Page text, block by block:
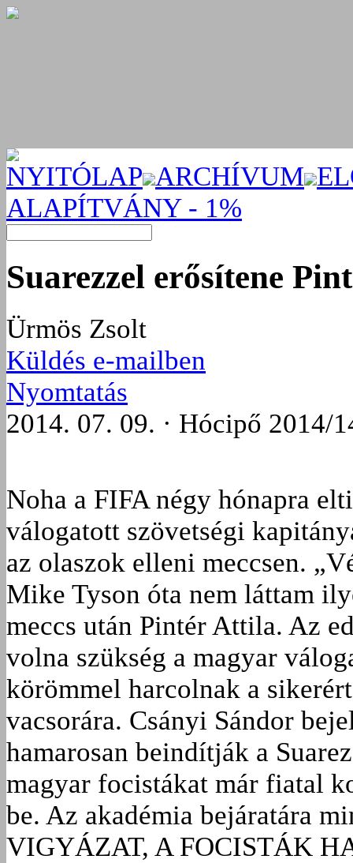
NYITÓLAP ARCHÍVUM
ALAPÍTVÁNY - 1%
Suarezzel erősítene
Ürmös Zsolt
Küldés e-mailben
Nyomtatás
2014. 07. 09. · Hócipő 2014/
Noha a FIFA négy hónapra
válogatott szövetségi
az olaszok elleni meccsen.
Mike Tyson óta nem láttam
meccs után Pintér Attila. Az
volna szükség a magyar
körömmel harcolnak a
vacsorára. Csányi Sándor
hamarosan beindítják a
magyar focistákat már fiatal
be. Az akadémia bejáratára
VIGYÁZAT, A FOCISTÁK